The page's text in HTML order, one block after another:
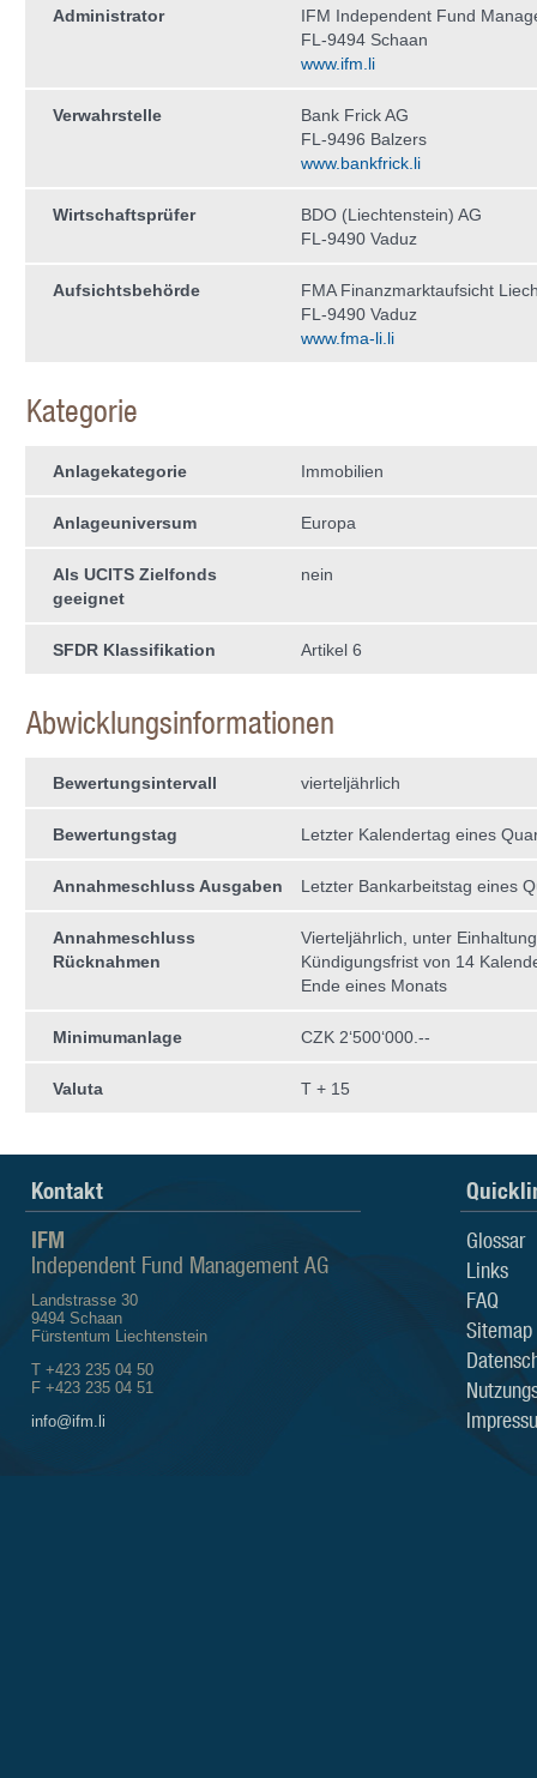
Administrator
IFM Independent Fund
FL-9494 Schaan
www.ifm.li
Verwahrstelle
Bank Frick AG
FL-9496 Balzers
www.bankfrick.li
Wirtschaftsprüfer
BDO (Liechtenstein) AG
FL-9490 Vaduz
Aufsichtsbehörde
FMA Finanzmarktaufsicht
FL-9490 Vaduz
www.fma-li.li
Kategorie
Anlagekategorie Immobilien
Anlageuniversum Europa
Als UCITS Zielfonds
geeignet
nein
SFDR Klassifikation Artikel 6
Abwicklungsinformationen
Bewertungsintervall vierteljährlich
Bewertungstag Letzter Kalendertag eines
Annahmeschluss Ausgaben Letzter Bankarbeitstag eines
Annahmeschluss
Rücknahmen
Vierteljährlich, unter
Kündigungsfrist von 14
Ende eines Monats
Minimumanlage CZK 2‘500‘000.--
Valuta T + 15
Kontakt
IFM
Independent Fund Management AG
Landstrasse 30
9494 Schaan
Fürstentum Liechtenstein
T +423 235 04 50
F +423 235 04 51
info@ifm.li
Glossar
Links
FAQ
Sitemap